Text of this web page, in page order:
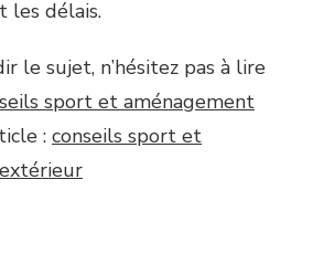
les délais.
le sujet, n’hésitez pas à lire
sport et aménagement
: conseils sport et